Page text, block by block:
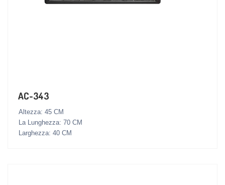
AC-343
Altezza: 45 CM
La Lunghezza: 70 CM
Larghezza: 40 CM